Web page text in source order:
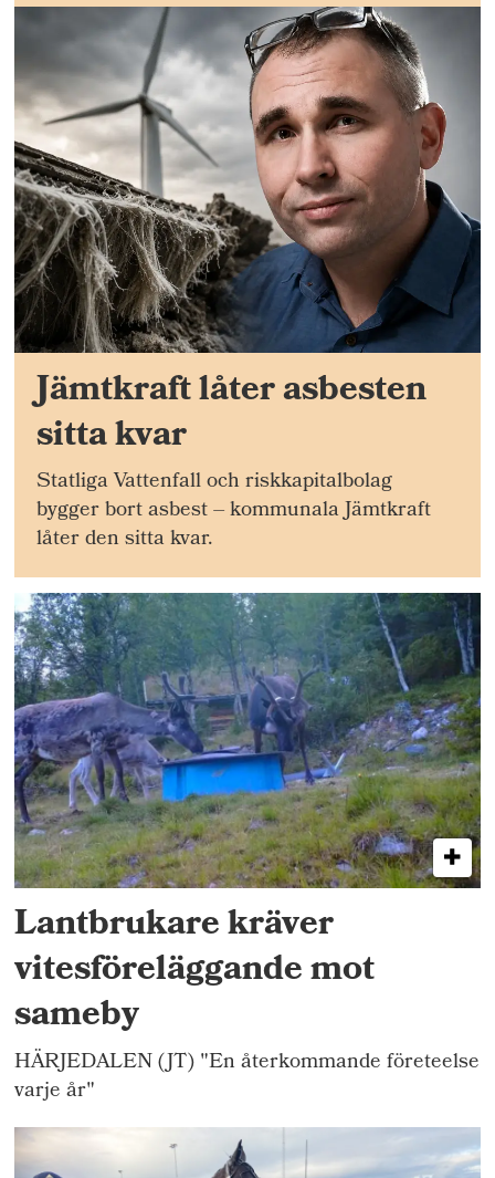
Jämtkraft låter asbesten
sitta kvar
Statliga Vattenfall och riskkapitalbolag
bygger bort asbest – kommunala Jämtkraft
låter den sitta kvar.
Lantbrukare kräver
vitesföreläggande mot
sameby
HÄRJEDALEN (JT) "En återkommande företeelse
varje år"